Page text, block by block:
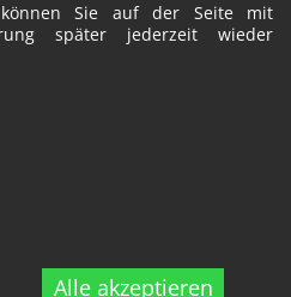
können Sie auf der Seite mit
später jederzeit wieder
Alle akzeptieren